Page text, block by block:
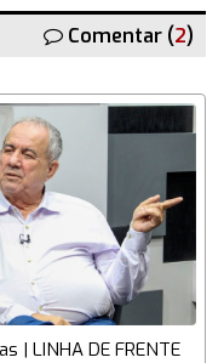
Comentar (2)
| LINHA DE FRENTE